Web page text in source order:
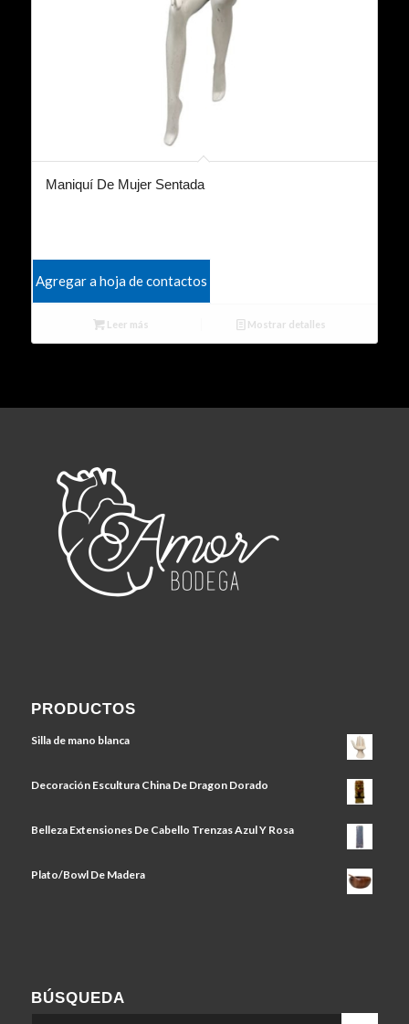
Maniquí De Mujer Sentada
Agregar a hoja de contactos
Leer más Mostrar detalles
PRODUCTOS
Silla de mano blanca
Decoración Escultura China De Dragon Dorado
Belleza Extensiones De Cabello Trenzas Azul Y Rosa
Plato/Bowl De Madera
BÚSQUEDA